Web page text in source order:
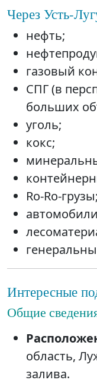
Через Усть-
нефть;
газовый
СПГ (в
больших
уголь;
кокс;
Ro-Ro-грузы;
Интересные
Общие
область,
залива.